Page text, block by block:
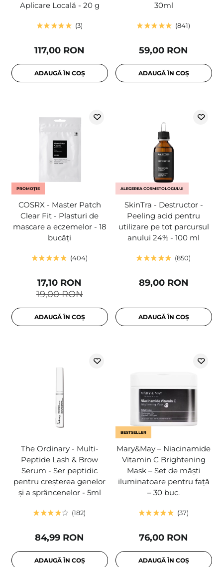
Aplicare Locală - 20 g
3
117,00 RON
ADAUGĂ ÎN COȘ
30ml
841
59,00 RON
ADAUGĂ ÎN COȘ
PROMOȚIE
COSRX - Master Patch
Clear Fit - Plasturi de
mascare a eczemelor - 18
bucăți
404
19,00 RON
17,10 RON
ADAUGĂ ÎN COȘ
ALEGEREA COSMETOLOGULUI
SkinTra - Destructor -
Peeling acid pentru
utilizare pe tot parcursul
anului 24% - 100 ml
850
89,00 RON
ADAUGĂ ÎN COȘ
The Ordinary - Multi-
Peptide Lash & Brow
Serum - Ser peptidic
pentru creșterea genelor
și a sprâncenelor - 5ml
182
84,99 RON
ADAUGĂ ÎN COȘ
BESTSELLER
Mary&May – Niacinamide
Vitamin C Brightening
Mask – Set de măști
iluminatoare pentru față
– 30 buc.
37
76,00 RON
ADAUGĂ ÎN COȘ